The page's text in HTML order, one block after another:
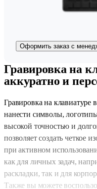
Оформить заказ с
Гравировка на
аккуратно и
Гравировка на
нанести символы,
высокой точностью и
позволяет создать четкое
при активном
как для личных задач,
раскладки, так и для
Также вы можете